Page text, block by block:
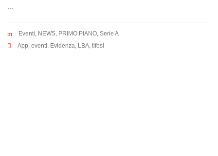
...
Eventi, NEWS, PRIMO PIANO, Serie A
App, eventi, Evidenza, LBA, tifosi